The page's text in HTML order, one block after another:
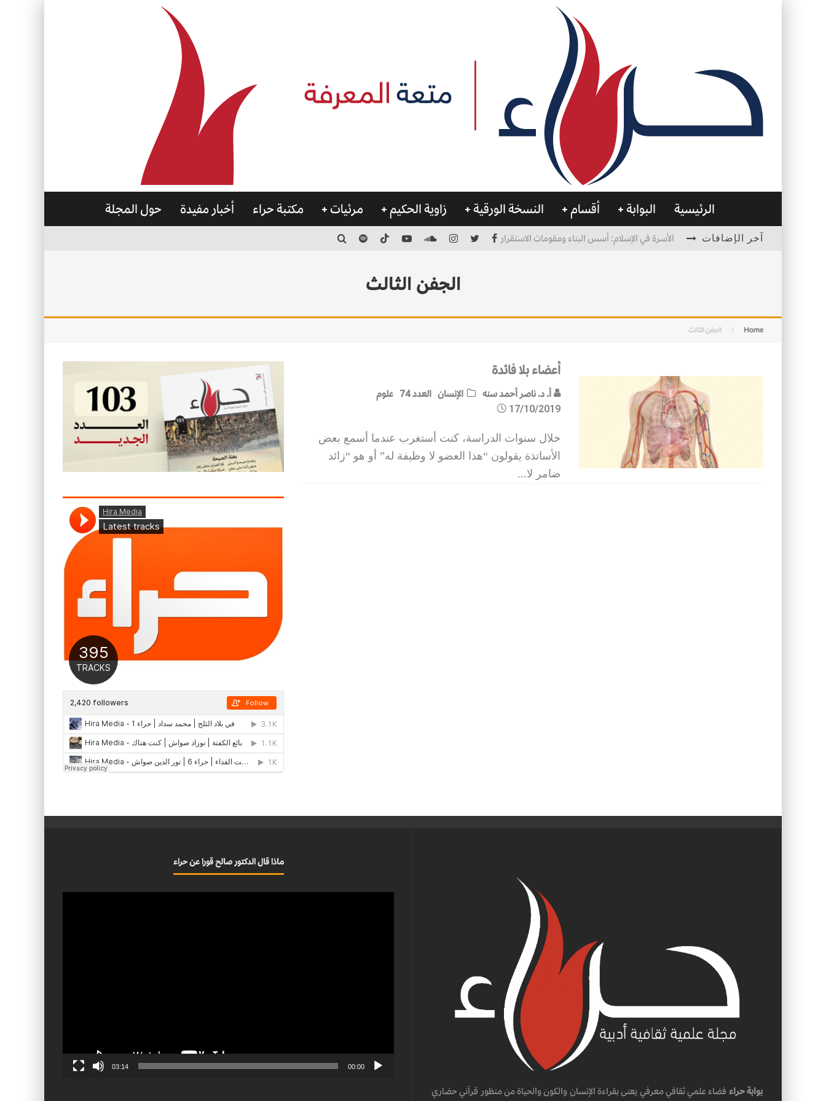
الرئيسية البوابة أقسام النسخة الورقية زاوية الحكيم مرئيات مكتبة حراء أخبار مفيدة حول المجلة
آخر الإضافات الأسرة في الإسلام: أسس البناء ومقومات الاستقرار
الجفن الثالث
Home الجفن الثالث
أعضاء بلا فائدة
أ. د. ناصر أحمد سنه الإنسان العدد 74
علوم
17/10/2019
خلال سنوات الدراسة، كنت أستغرب عندما أسمع بعض
الأساتذة يقولون “هذا العضو لا وظيفة له” أو هو “زائد
ضامر لا...
بوابة حراء فضاء علمي ثقافي معرفي يعنى بقراءة الإنسان والكون والحياة من منظور قرآني حضاري
ماذا قال الدكتور صالح قورا عن حراء
00:00
03:14